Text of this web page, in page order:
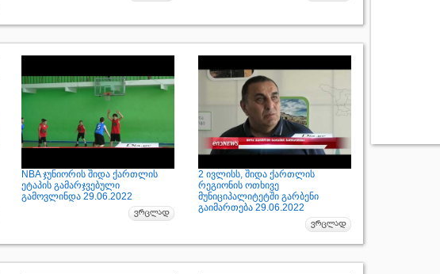
NBA ჯუნიორის შიდა ქართლის
ეტაპის გამარჯვებული
გამოვლინდა 29.06.2022
2 ივლისს, შიდა ქართლის
რეგიონის ოთხივე
მუნიციპალიტეტში გარბენი
გაიმართება 29.06.2022